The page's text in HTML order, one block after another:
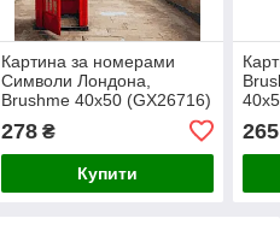
Картина за номерами
Символи Лондона,
Brushme 40х50 (GX26716)
278₴
Купити
265